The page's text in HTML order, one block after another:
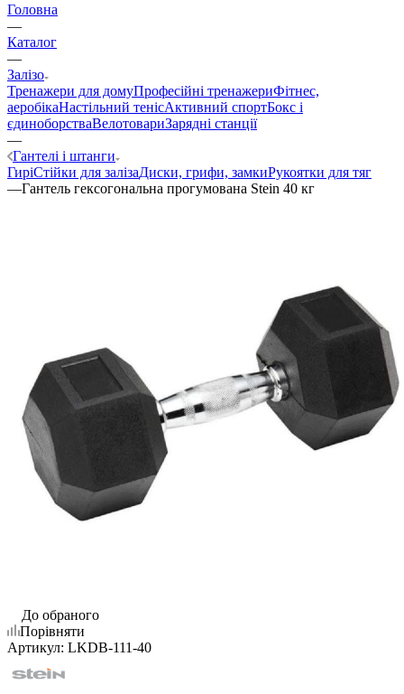
Головна
—
Каталог
—
Залізо
Тренажери для домуПрофесійні тренажериФітнес,
аеробікаНастільний тенісАктивний спортБокс і
єдиноборстваВелотовариЗарядні станції
—
Гантелі і штанги
ГиріСтійки для залізаДиски, грифи, замкиРукоятки для тяг
—Гантель гексогональна прогумована Stein 40 кг
До обраного
Порівняти
Артикул: LKDB-111-40